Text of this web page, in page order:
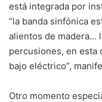
está integrada por
“la banda sinfónica
alientos de madera…
percusiones, en esta
bajo eléctrico”,
Otro momento